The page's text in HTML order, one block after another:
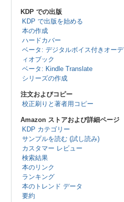
KDP での出版
KDP で出版を始める
本の作成
ハードカバー
ベータ: デジタルボイス付きオーデ
ィオブック
ベータ: Kindle Translate
シリーズの作成
注文およびコピー
校正刷りと著者用コピー
Amazon ストアおよび詳細ページ
KDP カテゴリー
サンプルを読む (試し読み)
カスタマー レビュー
検索結果
本のリンク
ランキング
本のトレンド データ
要約